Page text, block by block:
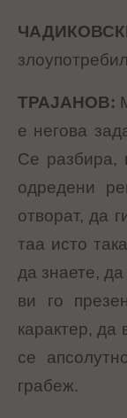
ТРАЈАНОВ:
е негова
Се разбира,
одредени
отворат, да
таа исто
да знаете,
ви го
карактер, да
се
грабеж.